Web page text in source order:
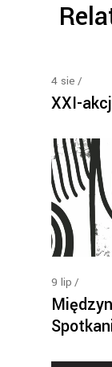
4 sie
XXI-
9 lip